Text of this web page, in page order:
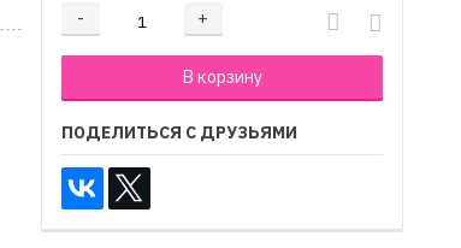
- +
Добавляется...
В корзину
Добавлен
ПОДЕЛИТЬСЯ С ДРУЗЬЯМИ